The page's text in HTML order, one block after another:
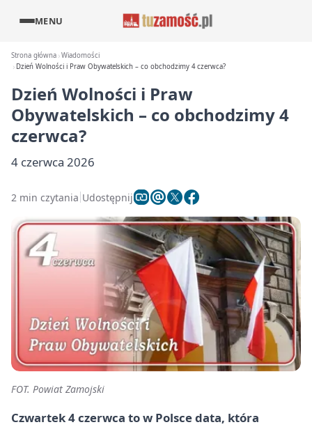
MENU
Strona główna Wiadomości
Dzień Wolności i Praw Obywatelskich – co obchodzimy 4 czerwca?
Dzień Wolności i Praw
Obywatelskich – co obchodzimy 4
czerwca?
4 czerwca 2026
2 min czytania Udostępnij
FOT. Powiat Zamojski
Czwartek 4 czerwca to w Polsce data, która